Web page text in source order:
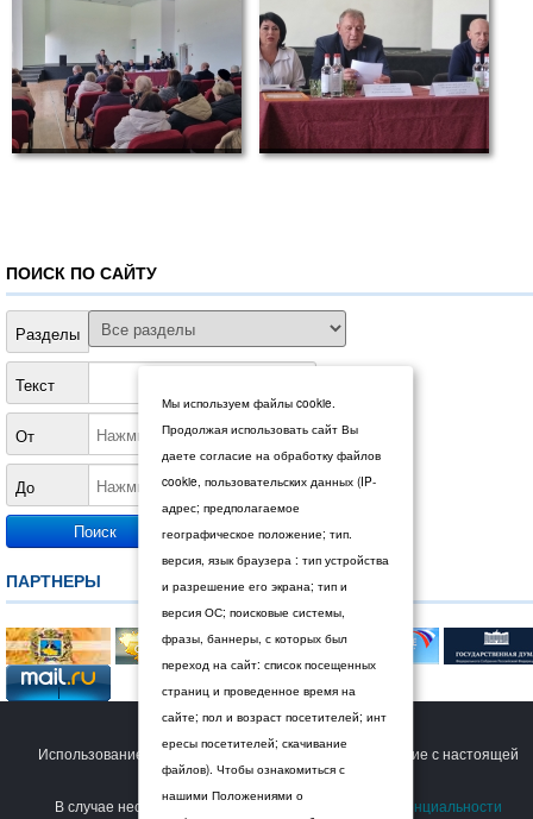
ПОИСК ПО САЙТУ
Разделы
Текст
От
До
ПАРТНЕРЫ
© 2026 Дума Ставропольского края.
Использование сайта Пользователем означает согласие с настоящей
Политикой конфиденциальности
В случае несогласия с условиямиПолитики конфиденциальности
Мы используем файлы cookie.
Продолжая использовать сайт Вы
даете согласие на обработку файлов
cookie, пользовательских данных (IP-
адрес; предполагаемое
географическое положение; тип.
версия, язык браузера : тип устройства
и разрешение его экрана; тип и
версия ОС; поисковые системы,
фразы, баннеры, с которых был
переход на сайт: список посещенных
страниц и проведенное время на
сайте; пол и возраст посетителей; инт
ересы посетителей; скачивание
файлов). Чтобы ознакомиться с
нашими Положениями о